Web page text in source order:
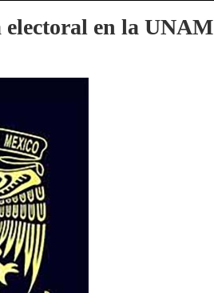
electoral en la UNAM